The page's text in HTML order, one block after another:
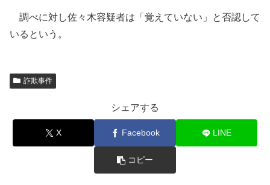
調べに対し佐々木容疑者は「覚えていない」と否認して
いるという。
詐欺事件
シェアする
X Facebook LINE
コピー